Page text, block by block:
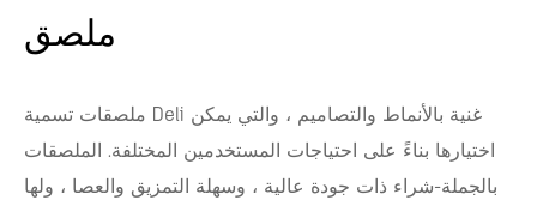
ملصق
ملصقات تسمية Deli غنية بالأنماط والتصاميم ، والتي يمكن
اختيارها بناءً على احتياجات المستخدمين المختلفة. الملصقات
بالجملة-شراء ذات جودة عالية ، وسهلة التمزيق والعصا ، ولها